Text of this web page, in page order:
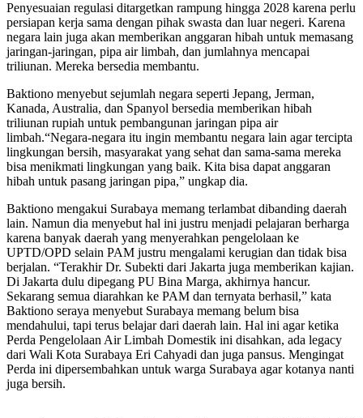
Penyesuaian regulasi ditargetkan rampung hingga 2028 karena perlu
persiapan kerja sama dengan pihak swasta dan luar negeri. Karena
negara lain juga akan memberikan anggaran hibah untuk memasang
jaringan-jaringan, pipa air limbah, dan jumlahnya mencapai
triliunan. Mereka bersedia membantu.
Baktiono menyebut sejumlah negara seperti Jepang, Jerman,
Kanada, Australia, dan Spanyol bersedia memberikan hibah
triliunan rupiah untuk pembangunan jaringan pipa air
limbah.“Negara-negara itu ingin membantu negara lain agar tercipta
lingkungan bersih, masyarakat yang sehat dan sama-sama mereka
bisa menikmati lingkungan yang baik. Kita bisa dapat anggaran
hibah untuk pasang jaringan pipa,” ungkap dia.
Baktiono mengakui Surabaya memang terlambat dibanding daerah
lain. Namun dia menyebut hal ini justru menjadi pelajaran berharga
karena banyak daerah yang menyerahkan pengelolaan ke
UPTD/OPD selain PAM justru mengalami kerugian dan tidak bisa
berjalan. “Terakhir Dr. Subekti dari Jakarta juga memberikan kajian.
Di Jakarta dulu dipegang PU Bina Marga, akhirnya hancur.
Sekarang semua diarahkan ke PAM dan ternyata berhasil,” kata
Baktiono seraya menyebut Surabaya memang belum bisa
mendahului, tapi terus belajar dari daerah lain. Hal ini agar ketika
Perda Pengelolaan Air Limbah Domestik ini disahkan, ada legacy
dari Wali Kota Surabaya Eri Cahyadi dan juga pansus. Mengingat
Perda ini dipersembahkan untuk warga Surabaya agar kotanya nanti
juga bersih.